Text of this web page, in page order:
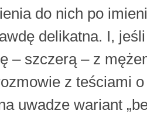
do nich po
delikatna. I,
– szczerą – z
z teściami
uwadze wariant